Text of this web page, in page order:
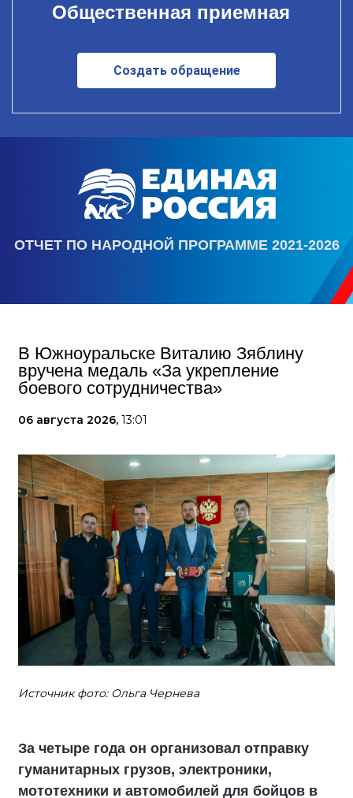
Общественная приемная
Создать обращение
ОТЧЕТ ПО НАРОДНОЙ ПРОГРАММЕ 2021-2026
В Южноуральске Виталию Зяблину
вручена медаль «За укрепление
боевого сотрудничества»
06 августа 2026, 13:01
Источник фото: Ольга Чернева
За четыре года он организовал отправку
гуманитарных грузов, электроники,
мототехники и автомобилей для бойцов в